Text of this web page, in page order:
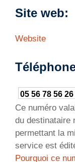
Site web:
Website
05 56 78 56 26
Ce numéro
du destinataire
permettant la
service est
Pourquoi ce